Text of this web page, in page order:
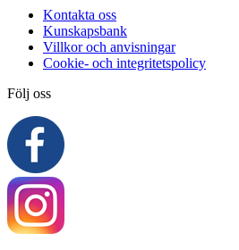
Kontakta oss
Kunskapsbank
Villkor och anvisningar
Cookie- och integritetspolicy
Följ oss